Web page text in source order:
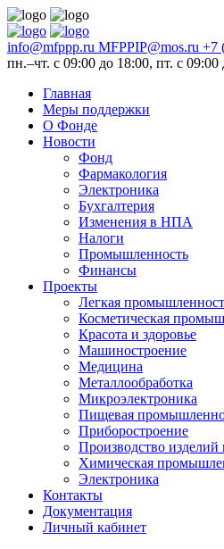
info@mfppp.ru MFPPIP@mos.ru +7
пн.–чт. с 09:00 до 18:00, пт. с 09:00
Главная
Меры поддержки
О Фонде
Новости
Фонд
Фармакология
Электроника
Бухгалтерия
Изменения в НПА
Налоги
Промышленность
Финансы
Проекты
Легкая
Косметическая
Красота и здоровье
Машиностроение
Медицина
Металлообработка
Микроэлектроника
Пищевая
Приборостроение
Производство изделий
Химическая
Электроника
Контакты
Документация
Личный кабинет